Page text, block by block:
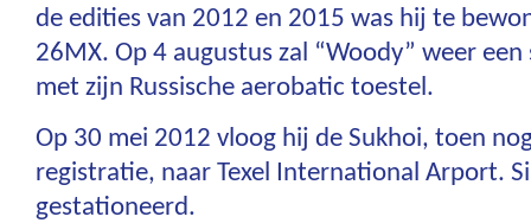
de edities van 2012 en 2015 was hij te
26MX. Op 4 augustus zal “Woody” weer
met zijn Russische aerobatic toestel.
Op 30 mei 2012 vloog hij de Sukhoi, toen
registratie, naar Texel International Arport.
gestationeerd.